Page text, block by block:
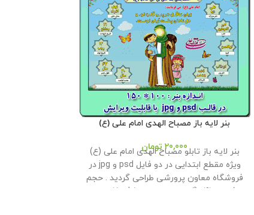
بنر لایه باز مصباح الهدی امام علی (ع)
20,000 تومان
بنر لایه باز تابلو مصباح الهدی امام علی (ع)
ویژه مقطع ابتدایی در دو فایل psd و jpg در
فروشگاه معاون پرورشی طراحی گردید . حجم
فايل : 41 مگابايت اندازه : 100 * 150